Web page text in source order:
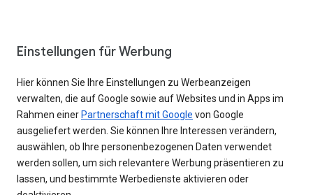
Einstellungen für Werbung
Hier können Sie Ihre Einstellungen zu Werbeanzeigen
verwalten, die auf Google sowie auf Websites und in Apps im
Rahmen einer Partnerschaft mit Google von Google
ausgeliefert werden. Sie können Ihre Interessen verändern,
auswählen, ob Ihre personenbezogenen Daten verwendet
werden sollen, um sich relevantere Werbung präsentieren zu
lassen, und bestimmte Werbedienste aktivieren oder